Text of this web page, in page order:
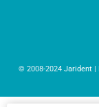
© 2008-2024 Jarident